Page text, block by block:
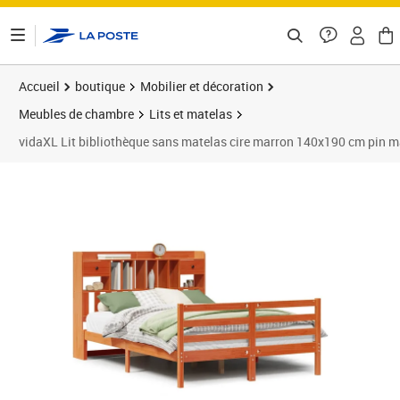
Accueil boutique
Mobilier et décoration
Meubles de chambre
Lits et matelas
vidaXL Lit bibliothèque sans matelas cire marron 140x190 cm pin